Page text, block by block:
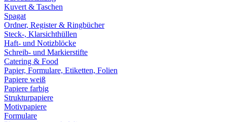
Kuvert & Taschen
Spagat
Ordner, Register & Ringbücher
Steck-, Klarsichthüllen
Haft- und Notizblöcke
Schreib- und Markierstifte
Catering & Food
Papier, Formulare, Etiketten, Folien
Papiere weiß
Papiere farbig
Strukturpapiere
Motivpapiere
Formulare